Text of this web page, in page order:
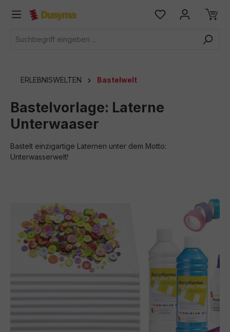
springen
ERLEBNISWELTEN Bastelwelt
Bastelvorlage: Laterne
Unterwaaser
Bastelt einzigartige Laternen unter dem Motto:
Unterwasserwelt!